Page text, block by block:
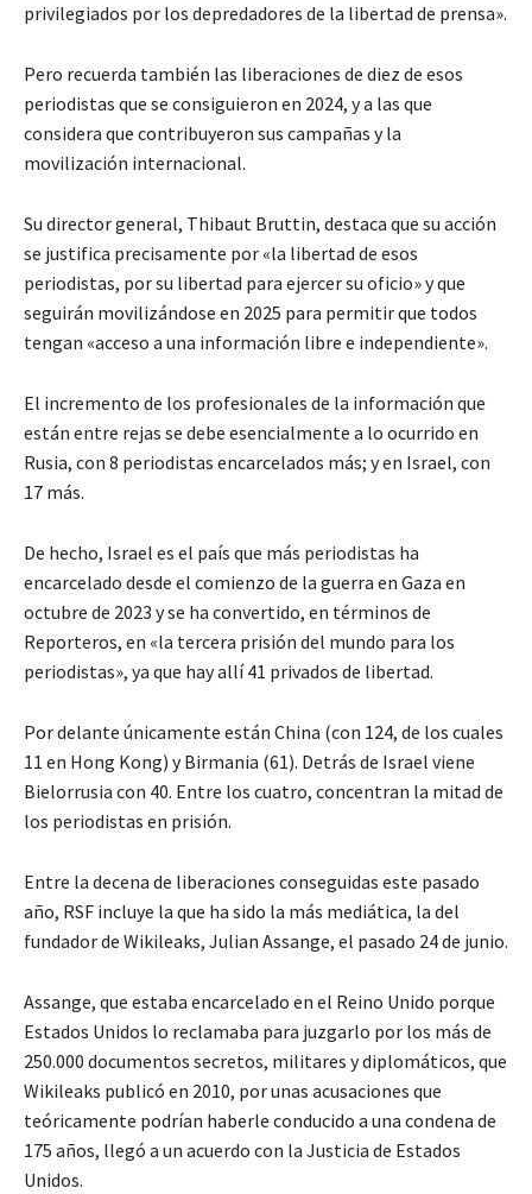
privilegiados por los depredadores de la libertad de prensa».
Pero recuerda también las liberaciones de diez de esos
periodistas que se consiguieron en 2024, y a las que
considera que contribuyeron sus campañas y la
movilización internacional.
Su director general, Thibaut Bruttin, destaca que su acción
se justifica precisamente por «la libertad de esos
periodistas, por su libertad para ejercer su oficio» y que
seguirán movilizándose en 2025 para permitir que todos
tengan «acceso a una información libre e independiente».
El incremento de los profesionales de la información que
están entre rejas se debe esencialmente a lo ocurrido en
Rusia, con 8 periodistas encarcelados más; y en Israel, con
17 más.
De hecho, Israel es el país que más periodistas ha
encarcelado desde el comienzo de la guerra en Gaza en
octubre de 2023 y se ha convertido, en términos de
Reporteros, en «la tercera prisión del mundo para los
periodistas», ya que hay allí 41 privados de libertad.
Por delante únicamente están China (con 124, de los cuales
11 en Hong Kong) y Birmania (61). Detrás de Israel viene
Bielorrusia con 40. Entre los cuatro, concentran la mitad de
los periodistas en prisión.
Entre la decena de liberaciones conseguidas este pasado
año, RSF incluye la que ha sido la más mediática, la del
fundador de Wikileaks, Julian Assange, el pasado 24 de junio.
Assange, que estaba encarcelado en el Reino Unido porque
Estados Unidos lo reclamaba para juzgarlo por los más de
250.000 documentos secretos, militares y diplomáticos, que
Wikileaks publicó en 2010, por unas acusaciones que
teóricamente podrían haberle conducido a una condena de
175 años, llegó a un acuerdo con la Justicia de Estados
Unidos.